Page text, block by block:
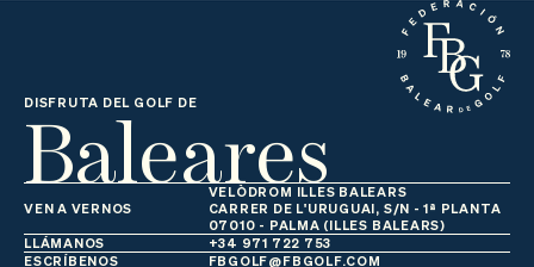
DISFRUTA DEL GOLF DE
Baleares
VEN A VERNOS
VELÒDROM ILLES BALEARS
CARRER DE L'URUGUAI, S/N - 1ª PLANTA
07010 - PALMA (ILLES BALEARS)
LLÁMANOS
+34 971 722 753
ESCRÍBENOS
FBGOLF@FBGOLF.COM